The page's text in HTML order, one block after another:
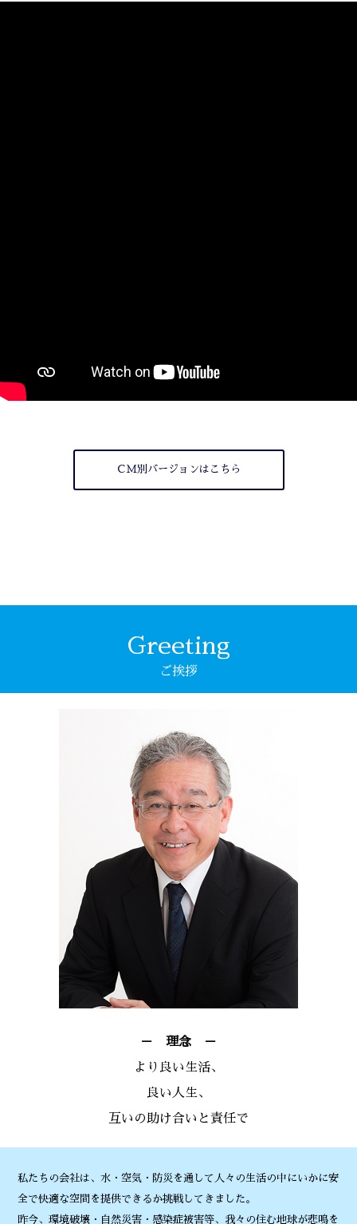
ＣＭ別バージョンはこちら
Greeting
ご挨拶
－ 理念 －
より良い生活、
良い人生、
互いの助け合いと責任で
私たちの会社は、水・空気・防災を通して人々の生活の中にいかに安
全で快適な空間を提供できるか挑戦してきました。
昨今、環境破壊・自然災害・感染症被害等、我々の住む地球が悲鳴を